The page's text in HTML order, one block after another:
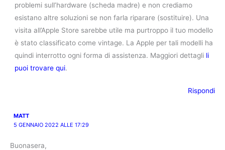
problemi sull’hardware (scheda madre) e non crediamo
esistano altre soluzioni se non farla riparare (sostituire). Una
visita all’Apple Store sarebbe utile ma purtroppo il tuo modello
è stato classificato come vintage. La Apple per tali modelli ha
quindi interrotto ogni forma di assistenza. Maggiori dettagli li
puoi trovare qui.
Rispondi
MATT
5 GENNAIO 2022 ALLE 17:29
Buonasera,